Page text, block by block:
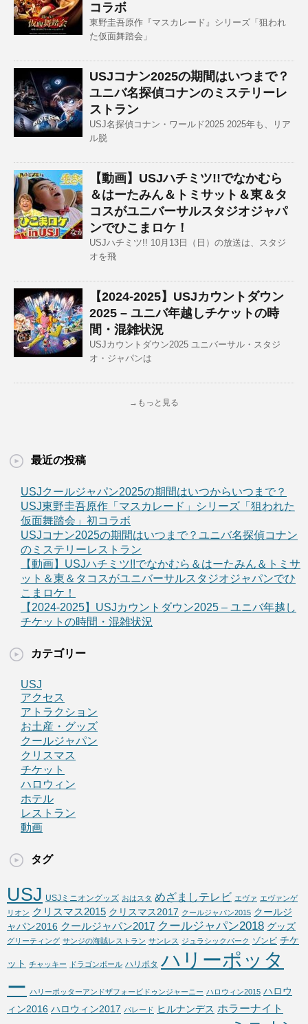
コラボ
東野圭吾原作『マスカレード』シリーズ「狙われ
た仮面舞踏会」
USJコナン2025の期間はいつまで？
ユニバ名探偵コナンのミステリーレ
ストラン
USJ名探偵コナン・ワールド2025 2025年も、リア
ル脱
【動画】USJハチミツ!!でなかむら
＆はーたみん＆トミサット＆東＆タ
コスがユニバーサルスタジオジャパ
ンでひこまロケ！
USJハチミツ!! 10月13日（日）の放送は、スタジ
オを飛
【2024-2025】USJカウントダウン
2025 – ユニバ年越しチケットの時
間・混雑状況
USJカウントダウン2025 ユニバーサル・スタジ
オ・ジャパンは
→もっと見る
最近の投稿
USJクールジャパン2025の期間はいつからいつまで？
USJ東野圭吾原作「マスカレード」シリーズ「狙われた
仮面舞踏会」初コラボ
USJコナン2025の期間はいつまで？ユニバ名探偵コナン
のミステリーレストラン
【動画】USJハチミツ!!でなかむら＆はーたみん＆トミサ
ット＆東＆タコスがユニバーサルスタジオジャパンでひ
こまロケ！
【2024-2025】USJカウントダウン2025 – ユニバ年越し
チケットの時間・混雑状況
カテゴリー
USJ
アクセス
アトラクション
お土産・グッズ
クールジャパン
クリスマス
チケット
ハロウィン
ホテル
レストラン
動画
タグ
USJ USJミニオングッズ おはスタ めざましテレビ エヴァ エヴァンゲ
リオン クリスマス2015 クリスマス2017 クールジャパン2015 クールジ
ャパン2016 クールジャパン2017 クールジャパン2018 グッズ
グリーティング サンジの海賊レストラン サンレス ジュラシックパーク ゾンビ チケ
ット チャッキー ドラゴンボール ハリポタ ハリーポッタ
ー ハリーポッターアンドザフォービドゥンジャーニー ハロウィン2015 ハロウ
ィン2016 ハロウィン2017 パレード ヒルナンデス ホラーナイト